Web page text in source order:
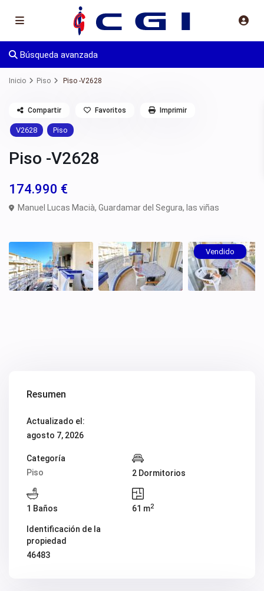
Búsqueda avanzada
Inicio Piso Piso -V2628
V2628 Piso
Piso -V2628
174.990 €
Manuel Lucas Macià,Guardamar del Segura, las viñas
Compartir Favoritos Imprimir
Vendido
Resumen
Actualizado el:
agosto 7, 2026
Categoría
Piso
2 Dormitorios
1 Baños 61 m2
Identificación de la
propiedad
46483